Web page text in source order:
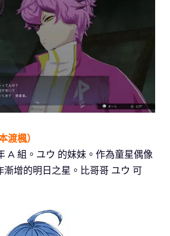
渡楓）
A 組。ユウ 的妹妹。作為童星偶像
漸增的明日之星。比哥哥 ユウ 可